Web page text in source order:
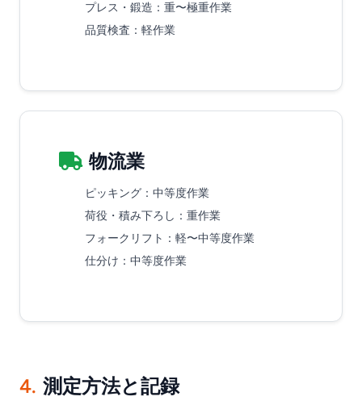
プレス・鍛造 ：重〜極重作業
品質検査 ：軽作業
物流業
ピッキング ：中等度作業
荷役・積み下ろし ：重作業
フォークリフト ：軽〜中等度作業
仕分け ：中等度作業
4. 測定方法と記録